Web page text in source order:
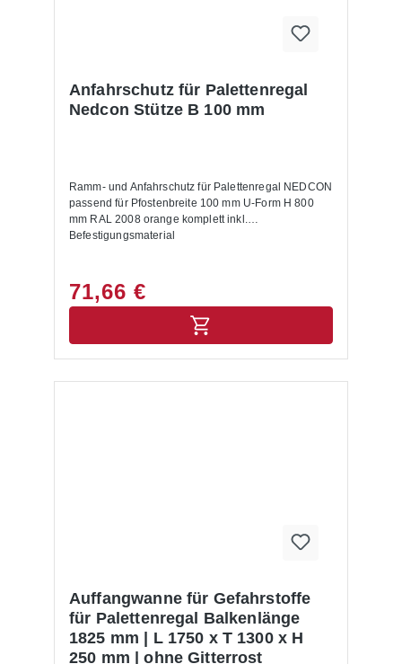
Anfahrschutz für Palettenregal
Nedcon Stütze B 100 mm
Ramm- und Anfahrschutz für Palettenregal NEDCON
passend für Pfostenbreite 100 mm U-Form H 800
mm RAL 2008 orange komplett inkl.
Befestigungsmaterial
71,66 €
Auffangwanne für Gefahrstoffe
für Palettenregal Balkenlänge
1825 mm | L 1750 x T 1300 x H
250 mm | ohne Gitterrost